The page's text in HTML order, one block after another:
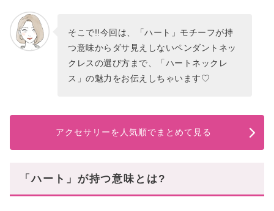
選
MARC JACOBS(マークジェイコブス)
SWAROVSKI(スワロフスキー)
JENNY BIRD(ジェニーバード)
そこで!!今回は、「ハート」モチーフが持
つ意味からダサ見えしないペンダントネッ
クレスの選び方まで、「ハートネックレ
ス」の魅力をお伝えしちゃいます♡
アクセサリーを人気順でまとめて見る
「ハート」が持つ意味とは?